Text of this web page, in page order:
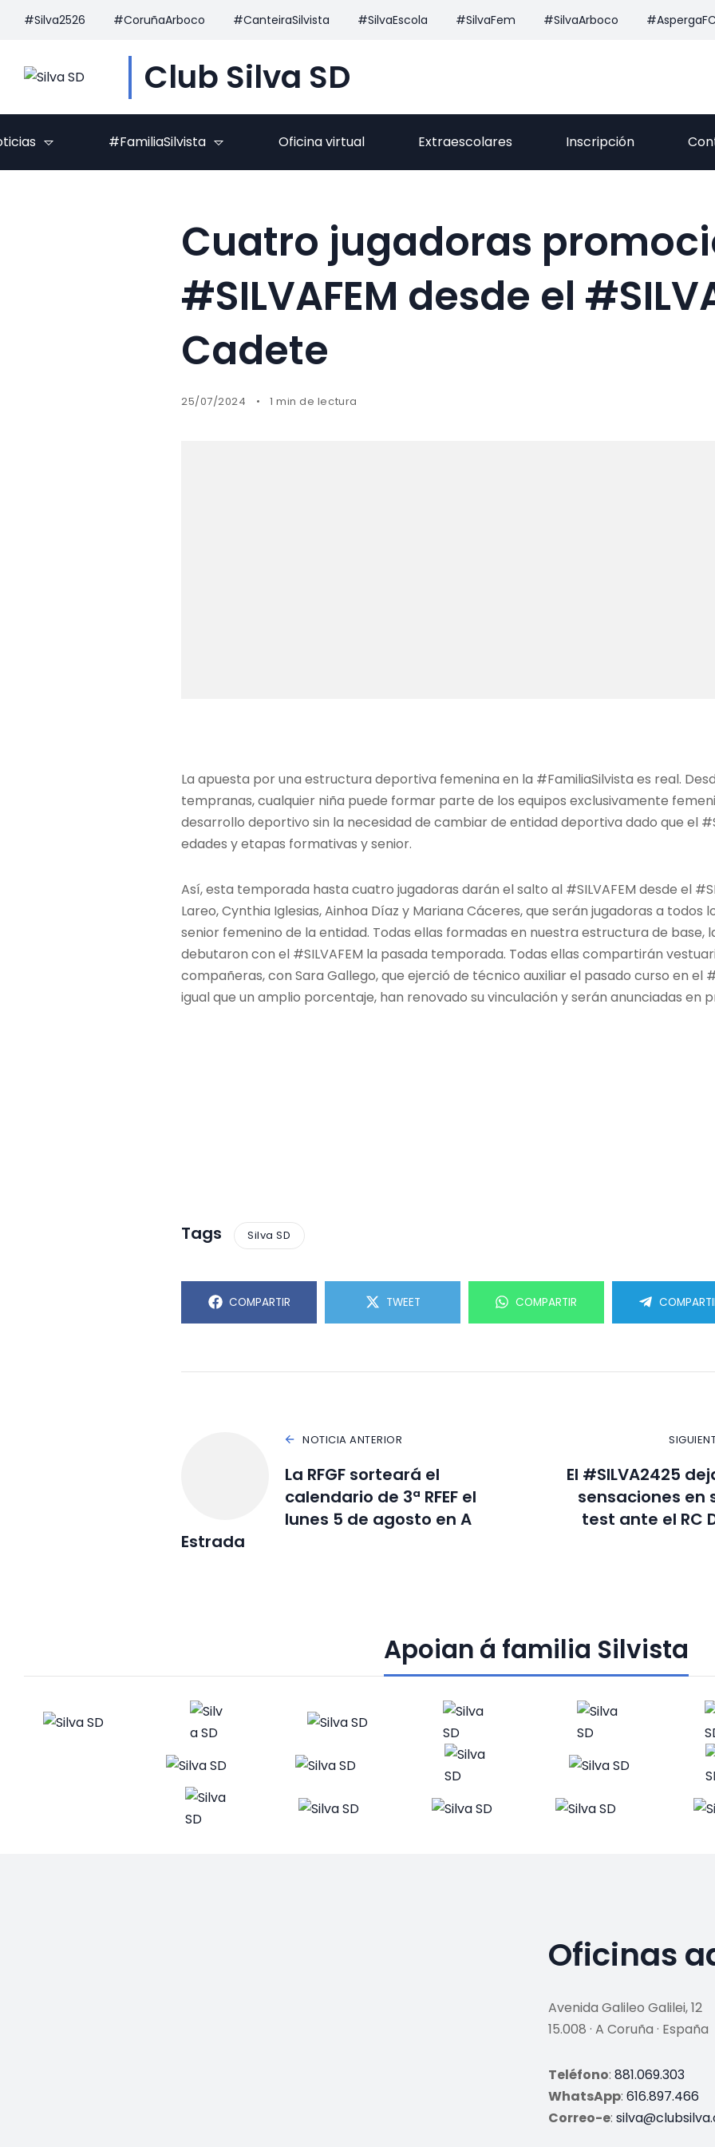
#Silva2526 #CoruñaArboco #CanteiraSilvista #SilvaEscola #SilvaFem #SilvaArboco #AspergaFC
Club Silva SD
#FamiliaSilvista Oficina virtual Extraescolares Inscripción
Cuatro jugadoras
#SILVAFEM desde el
Cadete
25/07/2024 1 min de lectura
La apuesta por una estructura deportiva femenina en la #FamiliaSilvista es real.
tempranas, cualquier niña puede formar parte de los equipos exclusivamente
desarrollo deportivo sin la necesidad de cambiar de entidad deportiva dado que el
edades y etapas formativas y senior.
Así, esta temporada hasta cuatro jugadoras darán el salto al #SILVAFEM desde el
Lareo, Cynthia Iglesias, Ainhoa Díaz y Mariana Cáceres, que serán jugadoras a
senior femenino de la entidad. Todas ellas formadas en nuestra estructura de base,
debutaron con el #SILVAFEM la pasada temporada. Todas ellas compartirán
compañeras, con Sara Gallego, que ejerció de técnico auxiliar el pasado curso en el
igual que un amplio porcentaje, han renovado su vinculación y serán anunciadas en
Tags Silva SD
COMPARTIR TWEET COMPARTIR
NOTICIA ANTERIOR
La RFGF sorteará el
calendario de 3ª RFEF el
lunes 5 de agosto en A
Estrada
El #SILVA2425
sensaciones en
test ante el RC
Apoian á familia Silvista
Oficinas
Avenida Galileo Galilei, 12
15.008 · A Coruña · España
Teléfono: 881.069.303
WhatsApp: 616.897.466
Correo-e: